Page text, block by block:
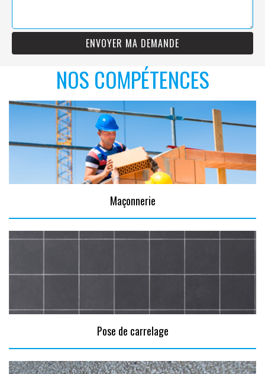
NOS COMPÉTENCES
Maçonnerie
Pose de carrelage